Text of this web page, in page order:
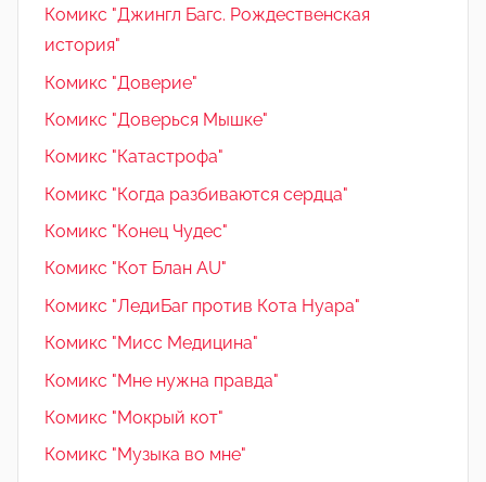
Комикс "Джингл Багс. Рождественская
история"
Комикс "Доверие"
Комикс "Доверься Мышке"
Комикс "Катастрофа"
Комикс "Когда разбиваются сердца"
Комикс "Конец Чудес"
Комикс "Кот Блан AU"
Комикс "ЛедиБаг против Кота Нуара"
Комикс "Мисс Медицина"
Комикс "Мне нужна правда"
Комикс "Мокрый кот"
Комикс "Музыка во мне"